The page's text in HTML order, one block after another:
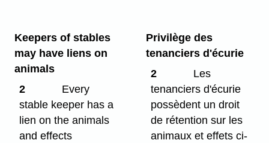
Keepers of stables
may have liens on
animals
2
Every
stable keeper has a
lien on the animals
and effects
Privilège des
tenanciers d'écurie
2
Les
tenanciers d'écurie
possèdent un droit
de rétention sur les
animaux et effets ci-